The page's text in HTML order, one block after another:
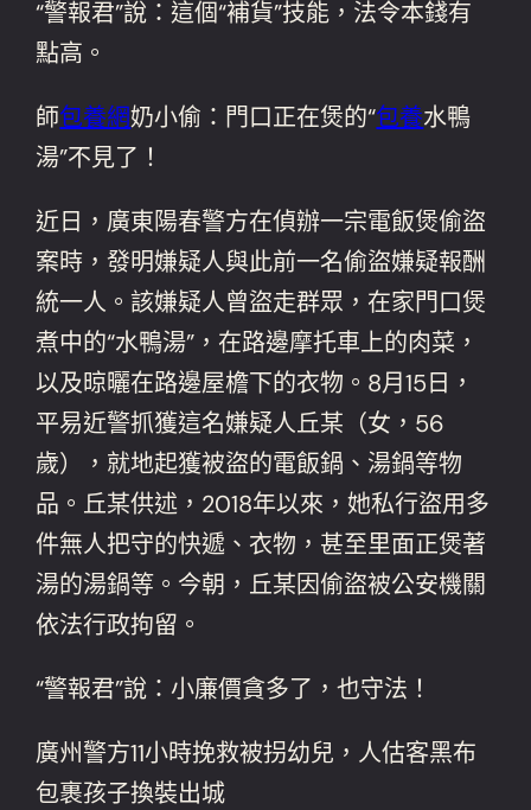
“警報君”說：這個“補貨”技能，法令本錢有
點高。
師包養網奶小偷：門口正在煲的“包養水鴨
湯”不見了！
近日，廣東陽春警方在偵辦一宗電飯煲偷盜
案時，發明嫌疑人與此前一名偷盜嫌疑報酬
統一人。該嫌疑人曾盜走群眾，在家門口煲
煮中的“水鴨湯”，在路邊摩托車上的肉菜，
以及晾曬在路邊屋檐下的衣物。8月15日，
平易近警抓獲這名嫌疑人丘某（女，56
歲），就地起獲被盜的電飯鍋、湯鍋等物
品。丘某供述，2018年以來，她私行盜用多
件無人把守的快遞、衣物，甚至里面正煲著
湯的湯鍋等。今朝，丘某因偷盜被公安機關
依法行政拘留。
“警報君”說：小廉價貪多了，也守法！
廣州警方11小時挽救被拐幼兒，人估客黑布
包裹孩子換裝出城